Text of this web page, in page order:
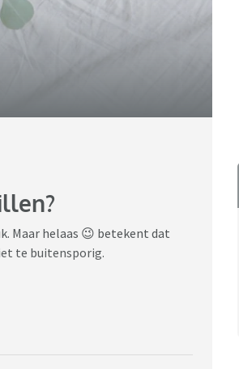
Maar helaas 😉 betekent dat
te buitensporig.
vloerkleed. Zo'n hoogpolig